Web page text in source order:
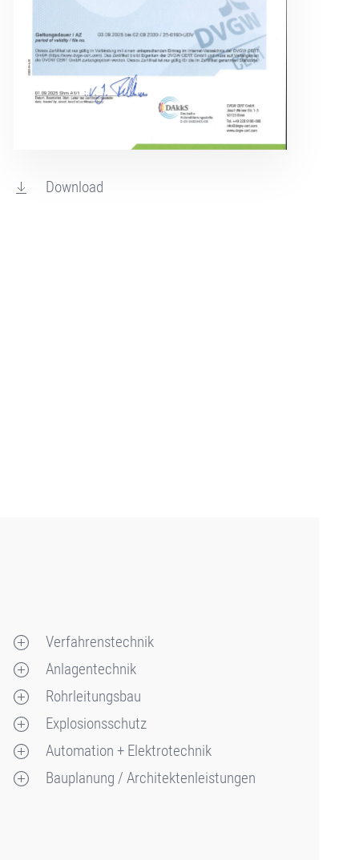
Download
Verfahrenstechnik
Anlagentechnik
Rohrleitungsbau
Explosionsschutz
Automation + Elektrotechnik
Bauplanung / Architektenleistungen